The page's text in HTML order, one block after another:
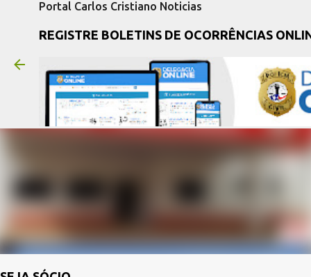
Portal Carlos Cristiano Noticias
REGISTRE BOLETINS DE OCORRÊNCIAS